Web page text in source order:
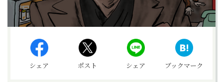
シェア ポスト シェア ブックマーク